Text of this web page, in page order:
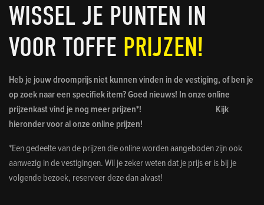
WISSEL JE PUNTEN IN
VOOR TOFFE PRIJZEN!
Heb je jouw droomprijs niet kunnen vinden in de vestiging, of ben je
op zoek naar een specifiek item? Goed nieuws! In onze online
prijzenkast vind je nog meer prijzen*! Kijk
hieronder voor al onze online prijzen!
*Een gedeelte van de prijzen die online worden aangeboden zijn ook
aanwezig in de vestigingen. Wil je zeker weten dat je prijs er is bij je
volgende bezoek, reserveer deze dan alvast!